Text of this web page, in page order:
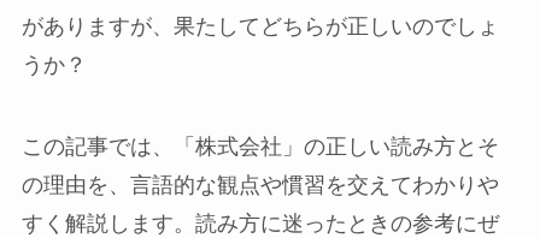
がありますが、果たしてどちらが正しいのでしょ
うか？
この記事では、「株式会社」の正しい読み方とそ
の理由を、言語的な観点や慣習を交えてわかりや
すく解説します。読み方に迷ったときの参考にぜ